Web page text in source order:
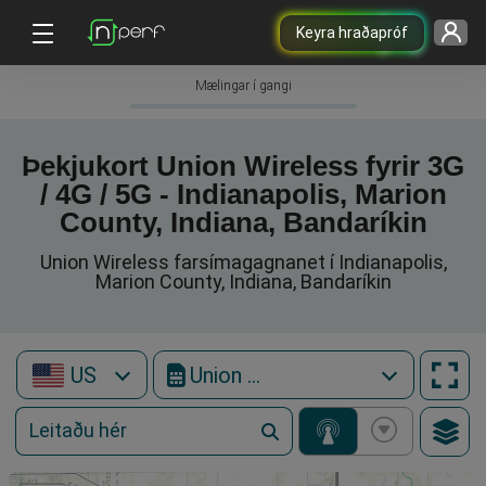
Keyra hraðapróf
Mælingar í gangi
Þekjukort Union Wireless fyrir 3G
/ 4G / 5G - Indianapolis, Marion
County, Indiana, Bandaríkin
Union Wireless farsímagagnanet í Indianapolis,
Marion County, Indiana, Bandaríkin
US Union Wireless